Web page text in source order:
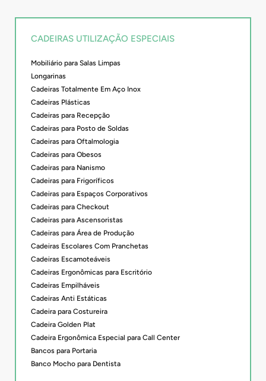
CADEIRAS UTILIZAÇÃO ESPECIAIS
Mobiliário para Salas Limpas
Longarinas
Cadeiras Totalmente Em Aço Inox
Cadeiras Plásticas
Cadeiras para Recepção
Cadeiras para Posto de Soldas
Cadeiras para Oftalmologia
Cadeiras para Obesos
Cadeiras para Nanismo
Cadeiras para Frigoríficos
Cadeiras para Espaços Corporativos
Cadeiras para Checkout
Cadeiras para Ascensoristas
Cadeiras para Área de Produção
Cadeiras Escolares Com Pranchetas
Cadeiras Escamoteáveis
Cadeiras Ergonômicas para Escritório
Cadeiras Empilháveis
Cadeiras Anti Estáticas
Cadeira para Costureira
Cadeira Golden Plat
Cadeira Ergonômica Especial para Call Center
Bancos para Portaria
Banco Mocho para Dentista